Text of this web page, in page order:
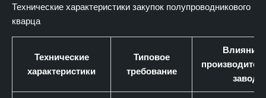
Технические характеристики закупок полупроводникового
кварца
Технические
характеристики
Типовое
требование
Влияние
завода